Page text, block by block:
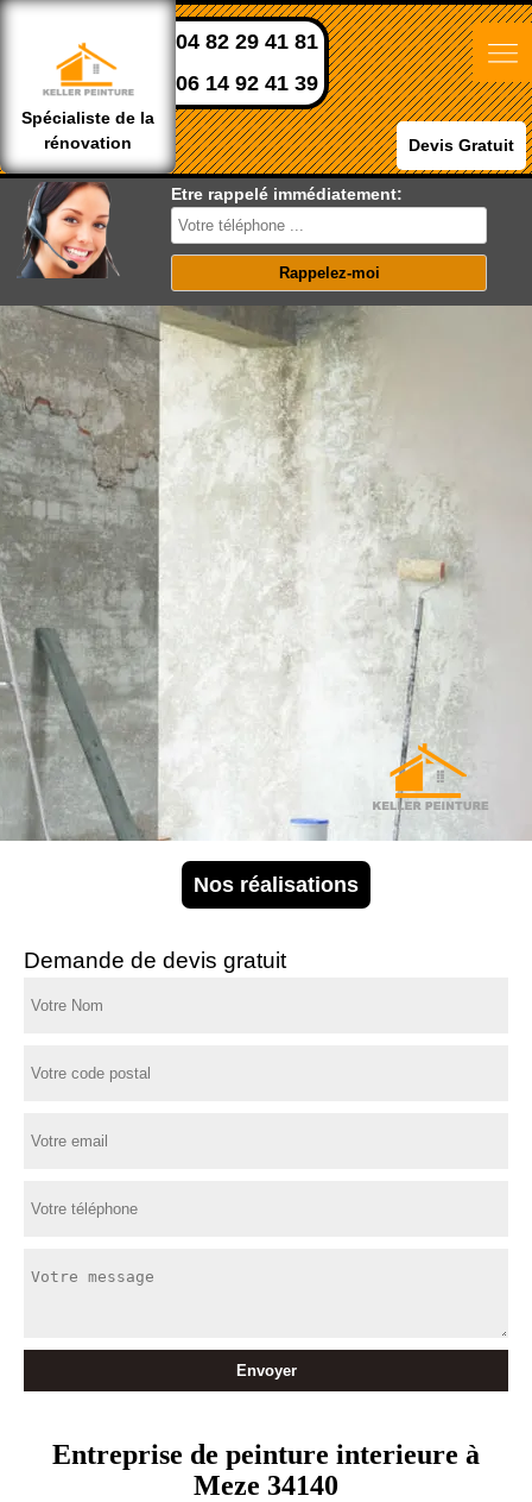
Spécialiste de la
rénovation
04 82 29 41 81
06 14 92 41 39
Devis Gratuit
Etre rappelé immédiatement:
Nos réalisations
Demande de devis gratuit
Entreprise de peinture interieure à
Meze 34140